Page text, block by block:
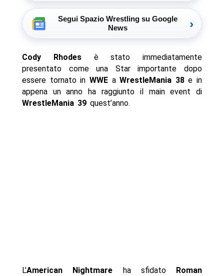
Segui Spazio Wrestling su Google
News
›
Cody Rhodesè stato immediatamente
presentato come una Star importante dopo
essere tornato in WWEaWrestleMania 38e in
appena un anno ha raggiunto il main event di
WrestleMania 39quest’anno.
L’American Nightmare ha sfidato
Roman